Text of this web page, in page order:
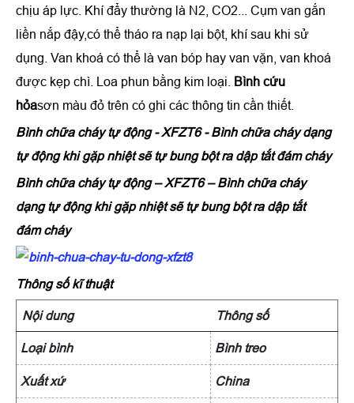
chịu áp lực. Khí đẩy thường là N2, CO2... Cụm van gắn
liền nắp đậy,có thể tháo ra nạp lại bột, khí sau khi sử
dụng. Van khoá có thể là van bóp hay van vặn, van khoá
được kẹp chì. Loa phun bằng kim loại.
Bình cứu
hỏasơn màu đỏ trên có ghi các thông tin cần thiết.
Bình chữa cháy tự động - XFZT6 - Bình chữa cháy dạng
tự động khi gặp nhiệt sẽ tự bung bột ra dập tắt đám cháy
Bình chữa cháy tự động – XFZT6– Bình chữa cháy
dạng tự động khi gặp nhiệt sẽ tự bung bột ra dập tắt
đám cháy
Thông số kĩ thuật
Nội dung Thông số
Loại bình Bình treo
Xuất xứ China